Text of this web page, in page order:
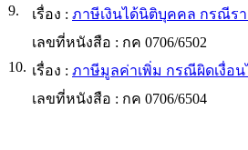
9.
เรื่อง : ภาษีเงินได้นิติบุคคล กรณีร
เลขที่หนังสือ : กค 0706/6502
10. เรื่อง : ภาษีมูลค่าเพิ่ม กรณีผิดเงื่อ
เลขที่หนังสือ : กค 0706/6504